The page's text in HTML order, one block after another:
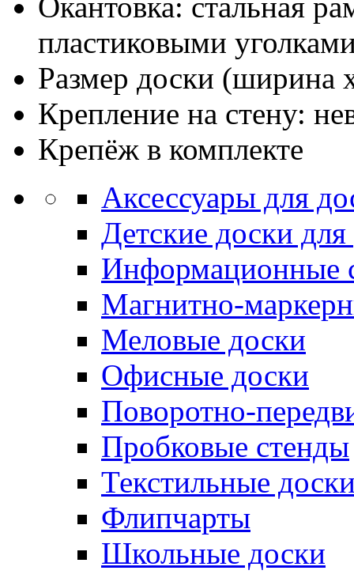
пластиковыми
Размер доски (ширина
Крепление на стену:
Крепёж в комплекте
Аксессуары для
Детские доски
Информационные
Магнитно-
Меловые доски
Офисные доски
Поворотно-
Пробковые стенды
Текстильные
Флипчарты
Школьные доски